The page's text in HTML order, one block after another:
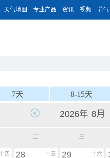
天气地图 专业产品 资讯 视频 节气
7天 8-15天
二 三
四 十五
28 十六
29